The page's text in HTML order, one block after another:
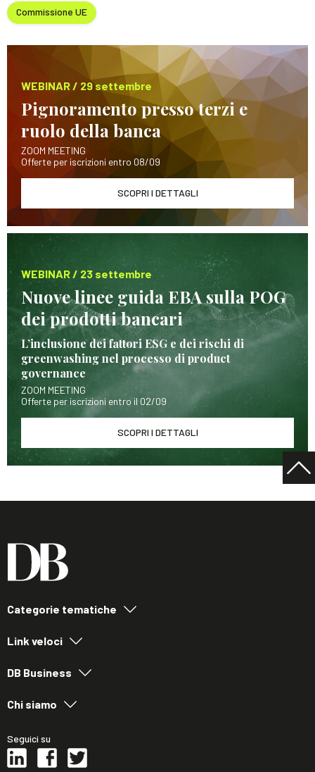
Commissione UE
WEBINAR / 29 settembre
Pignoramento presso terzi e
ruolo della banca
ZOOM MEETING
Offerte per iscrizioni entro 08/09
SCOPRI I DETTAGLI
WEBINAR / 23 settembre
Nuove linee guida EBA sulla POG
dei prodotti bancari
L’inclusione dei fattori ESG e dei rischi di
greenwashing nel processo di product
governance
ZOOM MEETING
Offerte per iscrizioni entro il 02/09
SCOPRI I DETTAGLI
Categorie tematiche
Link veloci
DB Business
Chi siamo
Seguici su